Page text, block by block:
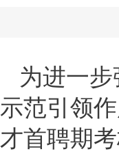
为进一
示范引领
才首聘期